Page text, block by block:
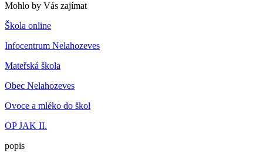
Mohlo by Vás zajímat
Škola online
Infocentrum Nelahozeves
Mateřská škola
Obec Nelahozeves
Ovoce a mléko do škol
OP JAK II.
popis